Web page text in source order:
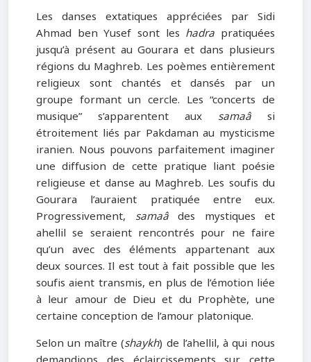
Les danses extatiques appréciées par Sidi
Ahmad ben Yusef sont les hadra pratiquées
jusqu’à présent au Gourara et dans plusieurs
régions du Maghreb. Les poèmes entièrement
religieux sont chantés et dansés par un
groupe formant un cercle. Les “concerts de
musique” s’apparentent aux samaâ si
étroitement liés par Pakdaman au mysticisme
iranien. Nous pouvons parfaitement imaginer
une diffusion de cette pratique liant poésie
religieuse et danse au Maghreb. Les soufis du
Gourara l’auraient pratiquée entre eux.
Progressivement, samaâ des mystiques et
ahellil se seraient rencontrés pour ne faire
qu’un avec des éléments appartenant aux
deux sources. Il est tout à fait possible que les
soufis aient transmis, en plus de l’émotion liée
à leur amour de Dieu et du Prophète, une
certaine conception de l’amour platonique.
Selon un maître (shaykh) de l’ahellil, à qui nous